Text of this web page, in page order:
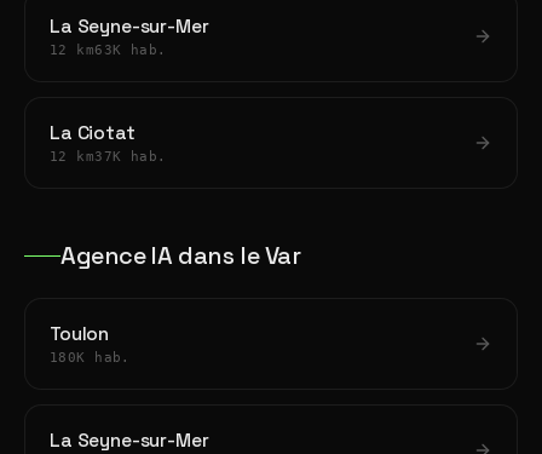
La Seyne-sur-Mer
12 km63K hab.
La Ciotat
12 km37K hab.
Agence IA dans le Var
Toulon
180K hab.
La Seyne-sur-Mer